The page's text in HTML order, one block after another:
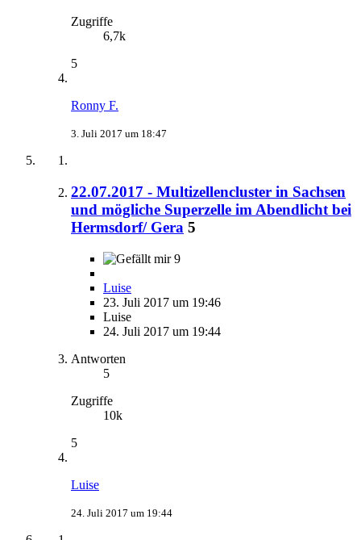
Zugriffe
6,7k
5
Ronny F.
3. Juli 2017 um 18:47
22.07.2017 - Multizellencluster in Sachsen
und mögliche Superzelle im Abendlicht bei
Hermsdorf/ Gera 5
9
Luise
23. Juli 2017 um 19:46
Luise
24. Juli 2017 um 19:44
Antworten
5
Zugriffe
10k
5
Luise
24. Juli 2017 um 19:44